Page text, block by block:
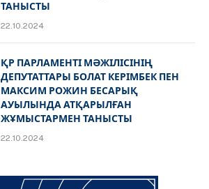
ТАНЫСТЫ
22.10.2024
ҚР ПАРЛАМЕНТІ МӘЖІЛІСІНІҢ
ДЕПУТАТТАРЫ БОЛАТ КЕРІМБЕК ПЕН
МАКСИМ РОЖИН БЕСАРЫҚ
АУЫЛЫНДА АТҚАРЫЛҒАН
ЖҰМЫСТАРМЕН ТАНЫСТЫ
22.10.2024